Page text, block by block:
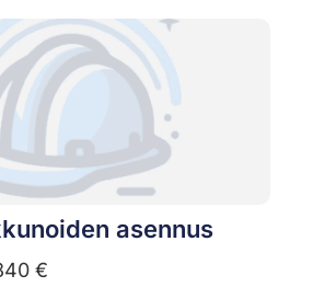
asennus
€